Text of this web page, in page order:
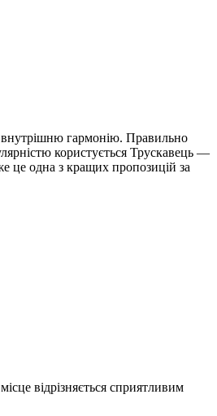
внутрішню гармонію. Правильно
користується Трускавець —
це одна з кращих пропозицій за
відрізняється сприятливим